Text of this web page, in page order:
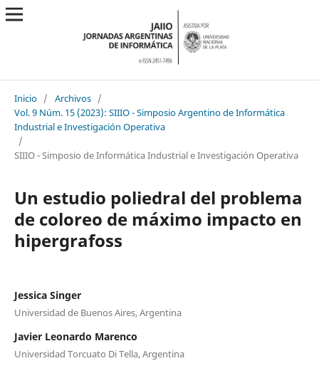
Inicio / Archivos /
Vol. 9 Núm. 15 (2023): SIIIO - Simposio Argentino de Informática
Industrial e Investigación Operativa
/
SIIIO - Simposio de Informática Industrial e Investigación Operativa
Un estudio poliedral del problema
de coloreo de máximo impacto en
hipergrafoss
Jessica Singer
Universidad de Buenos Aires, Argentina
Javier Leonardo Marenco
Universidad Torcuato Di Tella, Argentina